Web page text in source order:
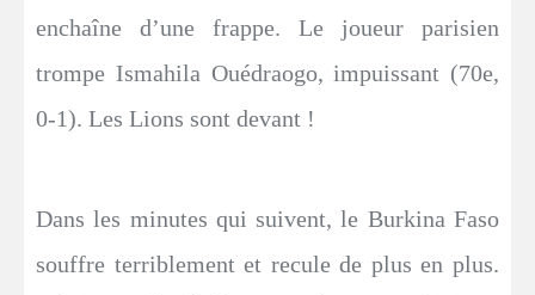
enchaîne d’une frappe. Le joueur parisien
trompe Ismahila Ouédraogo, impuissant (70e,
0-1). Les Lions sont devant !
Dans les minutes qui suivent, le Burkina Faso
souffre terriblement et recule de plus en plus.